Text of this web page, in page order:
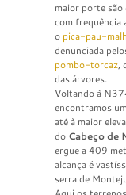
maior porte
com frequência
o pica-pau-
denunciada
pombo-torcaz,
das árvores.
Voltando à
encontramos
até à maior
do Cabeço de
ergue a 409
alcança é
serra de